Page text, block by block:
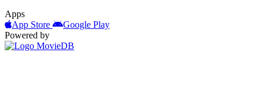
Apps
App Store
Google Play
Powered by